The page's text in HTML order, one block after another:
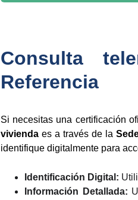
Consulta
Referencia
Si necesitas una certificación
vivienda es a través de la
identifique digitalmente para
Identificación Digital:
Información Detallada: